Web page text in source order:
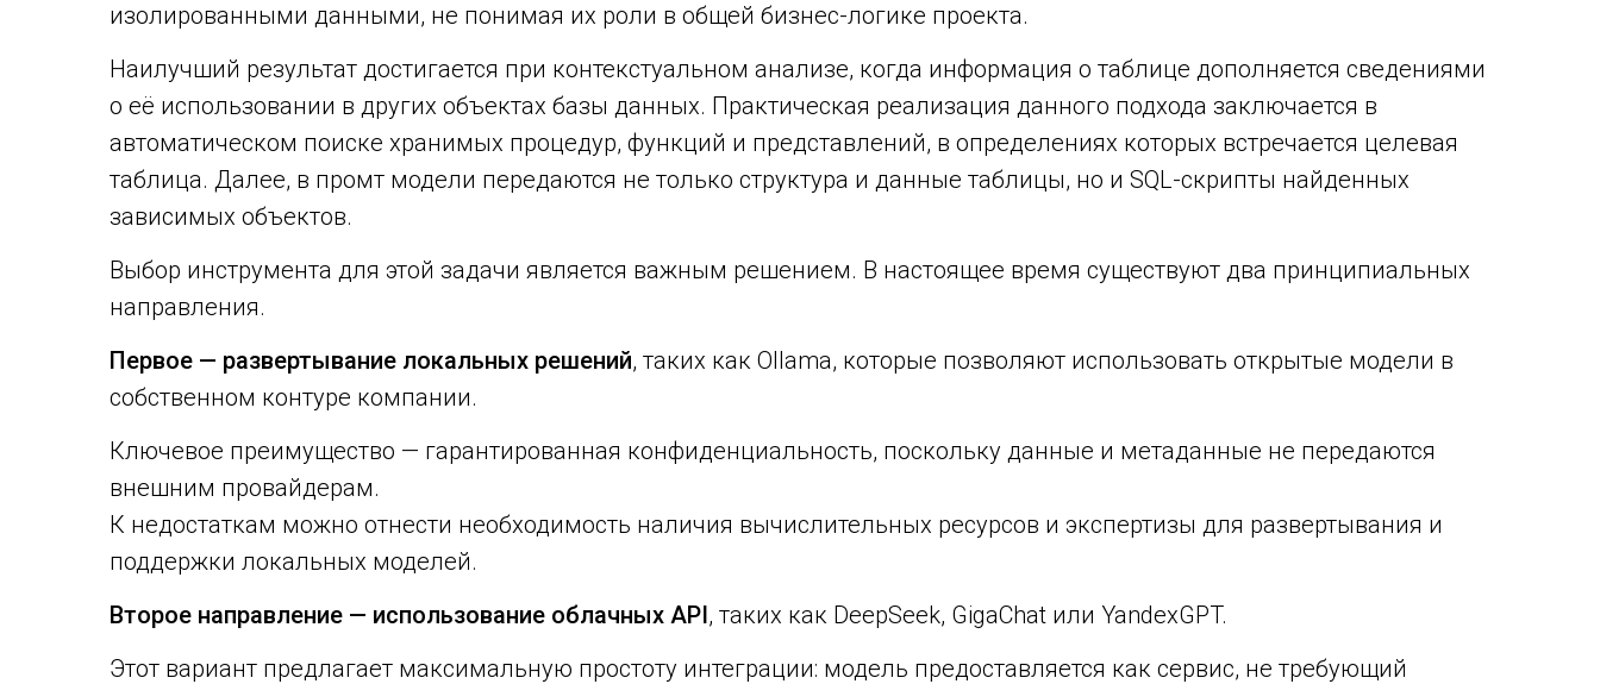
изолированными данными, не понимая их роли в общей бизнес-логике проекта.
Наилучший результат достигается при контекстуальном анализе, когда информация о таблице дополняется сведениями
о её использовании в других объектах базы данных. Практическая реализация данного подхода заключается в
автоматическом поиске хранимых процедур, функций и представлений, в определениях которых встречается целевая
таблица. Далее, в промт модели передаются не только структура и данные таблицы, но и SQL-скрипты найденных
зависимых объектов.
Выбор инструмента для этой задачи является важным решением. В настоящее время существуют два принципиальных
направления.
Первое — развертывание локальных решений, таких как Ollama, которые позволяют использовать открытые модели в
собственном контуре компании.
Ключевое преимущество — гарантированная конфиденциальность, поскольку данные и метаданные не передаются
внешним провайдерам.
К недостаткам можно отнести необходимость наличия вычислительных ресурсов и экспертизы для развертывания и
поддержки локальных моделей.
Второе направление — использование облачных API, таких как DeepSeek, GigaChat или YandexGPT.
Этот вариант предлагает максимальную простоту интеграции: модель предоставляется как сервис, не требующий